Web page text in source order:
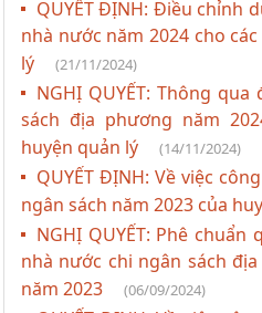
QUYẾT ĐỊNH: Điều chỉnh
nhà nước năm 2024 cho
lý
(21/11/2024)
NGHỊ QUYẾT: Thông
sách địa phương năm
huyện quản lý
(14/11/2024)
QUYẾT ĐỊNH: Về việc
ngân sách năm 2023 của
NGHỊ QUYẾT: Phê
nhà nước chi ngân sách
năm 2023
(06/09/2024)